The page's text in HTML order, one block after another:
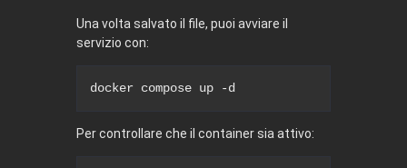
Una volta salvato il file, puoi avviare il
servizio con:
docker compose up -d
Per controllare che il container sia attivo: